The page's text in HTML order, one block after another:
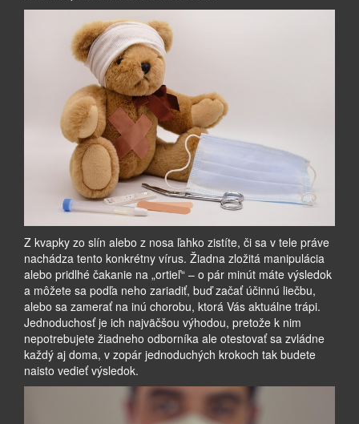
Z kvapky zo slín alebo z nosa ľahko zistíte, či sa v tele práve
nachádza tento konkrétny vírus. Žiadna zložitá manipulácia
alebo pridlhé čakanie na „ortieľ“ – o pár minút máte výsledok
a môžete sa podľa neho zariadiť, buď začať účinnú liečbu,
alebo sa zamerať na inú chorobu, ktorá Vás aktuálne trápi.
Jednoduchosť je ich najväčšou výhodou, pretože k nim
nepotrebujete žiadneho odborníka ale otestovať sa zvládne
každý aj doma, v zopár jednoduchých krokoch tak budete
naisto vedieť výsledok.